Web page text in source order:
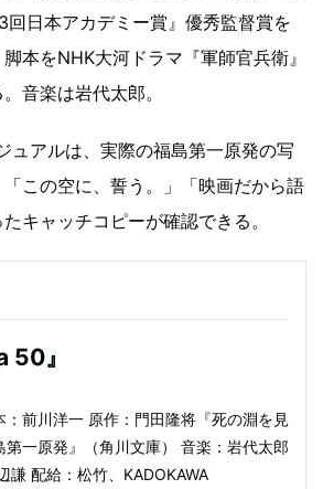
回日本アカデミー賞』優秀監督賞を
本をNHK大河ドラマ『軍師官兵衛』
音楽は岩代太郎。
ュアルは、実際の福島第一原発の写
この空に、誓う。」「映画だから語
キャッチコピーが確認できる。
50』
：前川洋一 原作：門田隆将『死の淵を見
第一原発』（角川文庫） 音楽：岩代太郎
謙 配給：松竹、KADOKAWA